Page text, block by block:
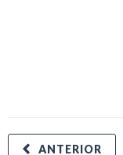
ANTERIOR